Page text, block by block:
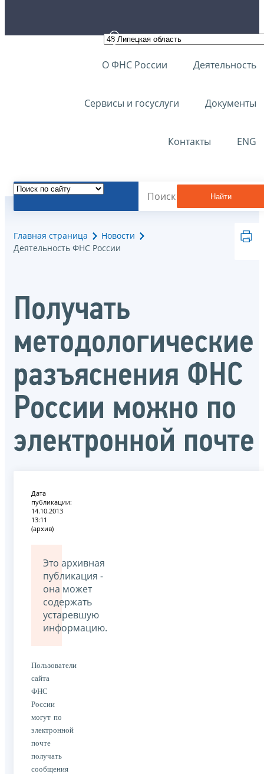
О ФНС России Деятельность
Сервисы и госуслуги Документы
Контакты ENG
Найти
Главная страница
Новости
Деятельность ФНС России
Получать
методологические
разъяснения ФНС
России можно по
электронной почте
Дата
публикации:
14.10.2013
13:11
(архив)
Это архивная
публикация -
она может
содержать
устаревшую
информацию.
Пользователи
сайта
ФНС
России
могут по
электронной
почте
получать
сообщения